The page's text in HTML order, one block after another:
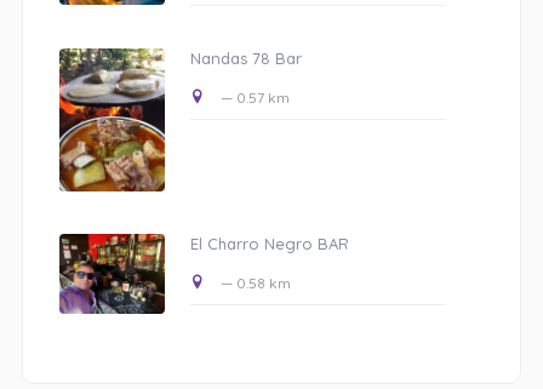
Nandas 78 Bar
— 0.57 km
El Charro Negro BAR
— 0.58 km